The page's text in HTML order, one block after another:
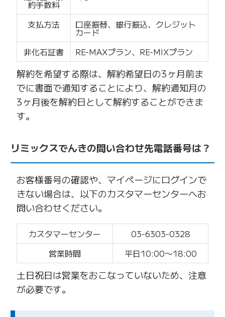
約手数料
支払方法 口座振替、銀行振込、クレジット
カード
非化石証書
RE-MAXプラン、RE-MIXプラン
解約を希望する際は、解約希望日の3ヶ月前ま
でに書面で通知することにより、解約通知月の
3ヶ月後を解約日として解約することができま
す。
リミックスでんきの問い合わせ先電話番号は？
お客様番号の確認や、マイページにログインで
きない場合は、以下のカスタマーセンターへお
問い合わせください。
カスタマーセンター
03-6303-0328
営業時間
平日10:00〜18:00
土日祝日は営業をおこなっていないため、注意
が必要です。